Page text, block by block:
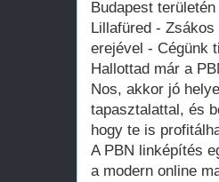
Budapest
Lillafüred -
erejével - Cégünk
Hallottad már a
Nos, akkor jó
tapasztalattal, és
hogy te is
A PBN linképítés
a modern online